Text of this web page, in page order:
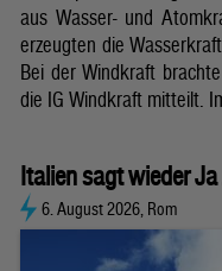
aus Wasser- und
erzeugten die
Bei der Windkraft
die IG Windkraft mitteilt.
Italien sagt wieder
6. August 2026, Rom